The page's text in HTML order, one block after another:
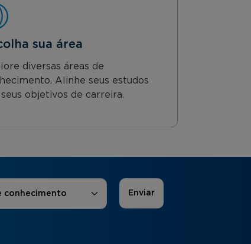
sua área
diversas áreas de
Alinhe seus estudos
seus objetivos de carreira.
conhecimento